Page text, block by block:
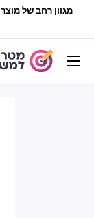
מגוון רחב של
מטרה